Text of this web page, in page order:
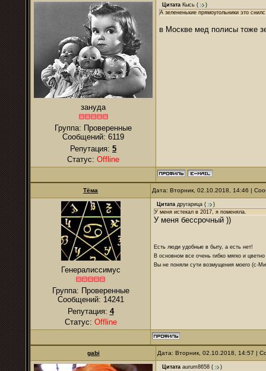
зануда
Группа: Проверенные
Сообщений: 6119
Репутация: 5
Статус: Offline
Цитата Кысь (
)
А зелененькие прямоугольники это
в Москве мед полисы тоже
Тёма Дата: Вторник, 02.10.2018, 14:46 |
Генералиссимус
Группа: Проверенные
Сообщений: 14241
Репутация: 4
Статус: Offline
Цитата другарица (
)
У меня истекал в 2017, я поменяла.
У меня бессрочный ))
Есть люди удобные в быту, а есть нет!
В основном все очень гибко мягко и цветно
Вы не поняли сути возмущения моего (с-
gabi Дата: Вторник, 02.10.2018, 14:57 |
Цитата aurum8658 (
)